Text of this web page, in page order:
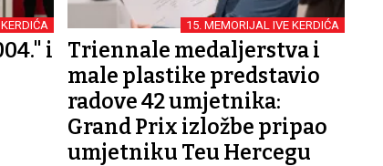
i
15. MEMORIJAL IVE KERDIĆA
Triennale medaljerstva i
male plastike predstavio
radove 42 umjetnika:
Grand Prix izložbe pripao
umjetniku Teu Hercegu